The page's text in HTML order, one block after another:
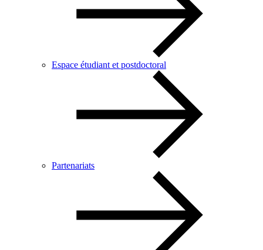
Espace étudiant et postdoctoral
Partenariats